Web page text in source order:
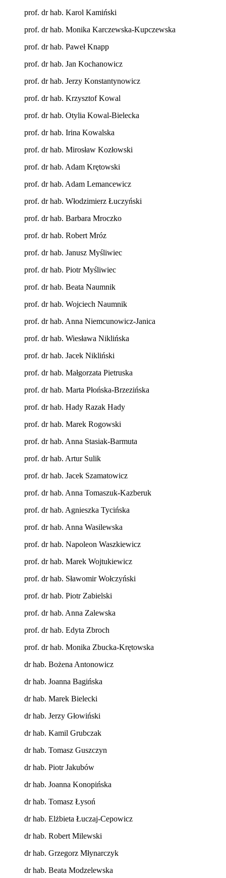
prof. dr hab. Karol Kamiński
prof. dr hab. Monika Karczewska-Kupczewska
prof. dr hab. Paweł Knapp
prof. dr hab. Jan Kochanowicz
prof. dr hab. Jerzy Konstantynowicz
prof. dr hab. Krzysztof Kowal
prof. dr hab. Otylia Kowal-Bielecka
prof. dr hab. Irina Kowalska
prof. dr hab. Mirosław Kozłowski
prof. dr hab. Adam Krętowski
prof. dr hab. Adam Lemancewicz
prof. dr hab. Włodzimierz Łuczyński
prof. dr hab. Barbara Mroczko
prof. dr hab. Robert Mróz
prof. dr hab. Janusz Myśliwiec
prof. dr hab. Piotr Myśliwiec
prof. dr hab. Beata Naumnik
prof. dr hab. Wojciech Naumnik
prof. dr hab. Anna Niemcunowicz-Janica
prof. dr hab. Wiesława Niklińska
prof. dr hab. Jacek Nikliński
prof. dr hab. Małgorzata Pietruska
prof. dr hab. Marta Płońska-Brzezińska
prof. dr hab. Hady Razak Hady
prof. dr hab. Marek Rogowski
prof. dr hab. Anna Stasiak-Barmuta
prof. dr hab. Artur Sulik
prof. dr hab. Jacek Szamatowicz
prof. dr hab. Anna Tomaszuk-Kazberuk
prof. dr hab. Agnieszka Tycińska
prof. dr hab. Anna Wasilewska
prof. dr hab. Napoleon Waszkiewicz
prof. dr hab. Marek Wojtukiewicz
prof. dr hab. Sławomir Wołczyński
prof. dr hab. Piotr Zabielski
prof. dr hab. Anna Zalewska
prof. dr hab. Edyta Zbroch
prof. dr hab. Monika Zbucka-Krętowska
dr hab. Bożena Antonowicz
dr hab. Joanna Bagińska
dr hab. Marek Bielecki
dr hab. Jerzy Głowiński
dr hab. Kamil Grubczak
dr hab. Tomasz Guszczyn
dr hab. Piotr Jakubów
dr hab. Joanna Konopińska
dr hab. Tomasz Łysoń
dr hab. Elżbieta Łuczaj-Cepowicz
dr hab. Robert Milewski
dr hab. Grzegorz Młynarczyk
dr hab. Beata Modzelewska